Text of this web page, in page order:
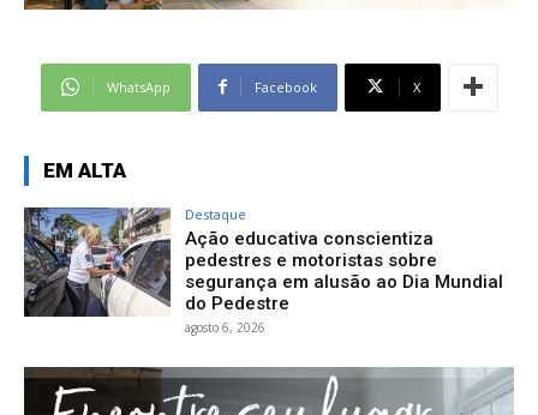
WhatsApp Facebook X
EM ALTA
Destaque
Ação educativa conscientiza
pedestres e motoristas sobre
segurança em alusão ao Dia Mundial
do Pedestre
agosto 6, 2026